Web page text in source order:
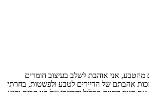
מהטבע, אני אוהבת לשלב בעיצוב חומרים
אהבתם של הדיירים לטבע ולפשטות, בחרתי